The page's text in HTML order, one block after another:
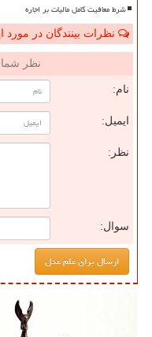
شرط معافیت کامل مالیات بر اجاره
نظرات بینندگان در
نظر
نام:
ایمیل:
نظر:
سوال: